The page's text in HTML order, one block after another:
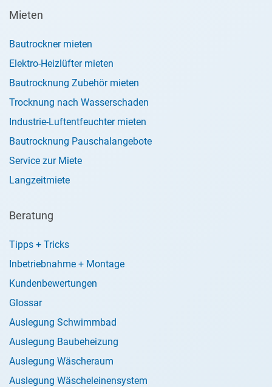
Mieten
Bautrockner mieten
Elektro-Heizlüfter mieten
Bautrocknung Zubehör mieten
Trocknung nach Wasserschaden
Industrie-Luftentfeuchter mieten
Bautrocknung Pauschalangebote
Service zur Miete
Langzeitmiete
Beratung
Tipps + Tricks
Inbetriebnahme + Montage
Kundenbewertungen
Glossar
Auslegung Schwimmbad
Auslegung Baubeheizung
Auslegung Wäscheraum
Auslegung Wäscheleinensystem